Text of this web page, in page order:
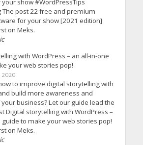
show #WordPressTips
The post 22 free and premium
for your show [2021 edition]
on Meks.
with WordPress – an all-in-one
your web stories pop!
to improve digital storytelling with
build more awareness and
business? Let our guide lead the
Digital storytelling with WordPress –
guide to make your web stories pop!
on Meks.